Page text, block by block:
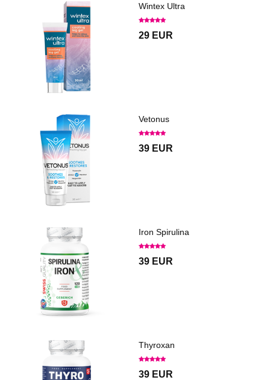
Wintex Ultra
29 EUR
Vetonus
39 EUR
Iron Spirulina
39 EUR
Thyroxan
39 EUR